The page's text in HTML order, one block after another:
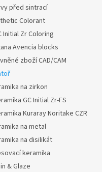
před sintrací
Colorant
Initial Zr Coloring
Avencia blocks
zboží CAD/CAM
na zirkon
GC Initial Zr-FS
Kuraray Noritake CZR
na metal
na disilikát
keramika
& Glaze